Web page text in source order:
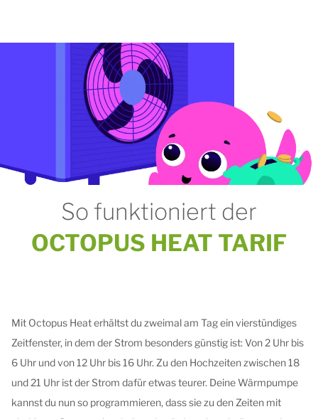
So funktioniert der
OCTOPUS HEAT TARIF
Mit Octopus Heat erhältst du zweimal am Tag ein vierstündiges
Zeitfenster, in dem der Strom besonders günstig ist: Von 2 Uhr bis
6 Uhr und von 12 Uhr bis 16 Uhr. Zu den Hochzeiten zwischen 18
und 21 Uhr ist der Strom dafür etwas teurer. Deine Wärmpumpe
kannst du nun so programmieren, dass sie zu den Zeiten mit